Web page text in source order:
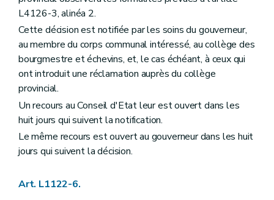
Art. L1332-8
Art. L1332-9
Art. L1332-10
Art. L1332-11
Art. L1332-12
Art. L1332-13
Art. L1332-14
Art. L1332-16
Art. L1332-17
Art. L1332-18
Art. L1332-19
Art. L1332-20
Art. L1332-23
L4126-3, alinéa 2.
Cette décision est notifiée par les soins du gouverneur,
au membre du corps communal intéressé, au collège des
bourgmestre et échevins, et, le cas échéant, à ceux qui
ont introduit une réclamation auprès du collège
provincial.
Un recours au Conseil d'Etat leur est ouvert dans les
huit jours qui suivent la notification.
Le même recours est ouvert au gouverneur dans les huit
jours qui suivent la décision.
Art. L1122-6.